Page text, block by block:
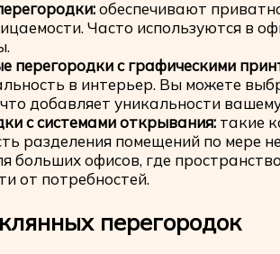
обеспечивают
Часто используются в
перегородки с графическими
в интерьер. Вы можете
добавляет уникальности
с системами открывания: такие
разделения помещений по мере
больших офисов, где
от потребностей.
перегородок